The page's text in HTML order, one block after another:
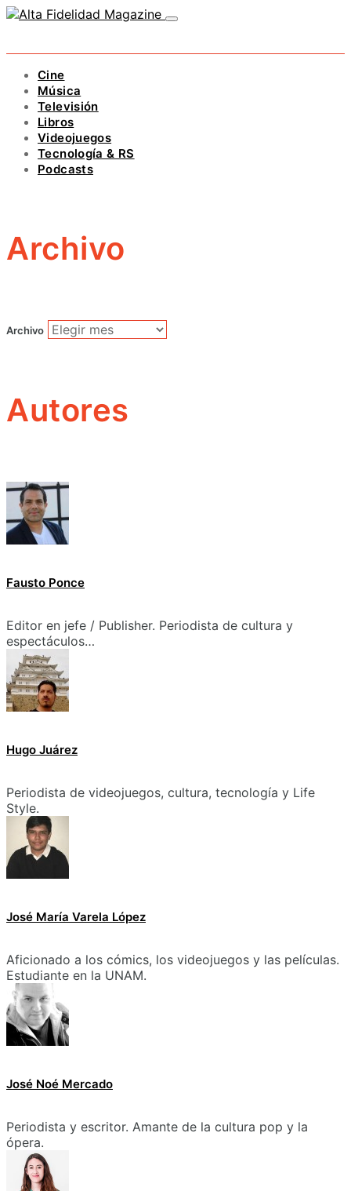
Cine
Música
Televisión
Libros
Videojuegos
Tecnología & RS
Podcasts
Archivo
Archivo
Autores
Fausto Ponce
Editor en jefe / Publisher. Periodista de cultura y
espectáculos…
Hugo Juárez
Periodista de videojuegos, cultura, tecnología y Life
Style.
José María Varela López
Aficionado a los cómics, los videojuegos y las películas.
Estudiante en la UNAM.
José Noé Mercado
Periodista y escritor. Amante de la cultura pop y la
ópera.